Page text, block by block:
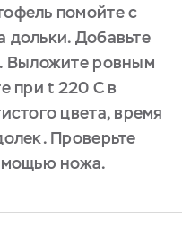
помойте с
Добавьте
Выложите ровным
при t 220 С в
цвета, время
Проверьте
ножа.